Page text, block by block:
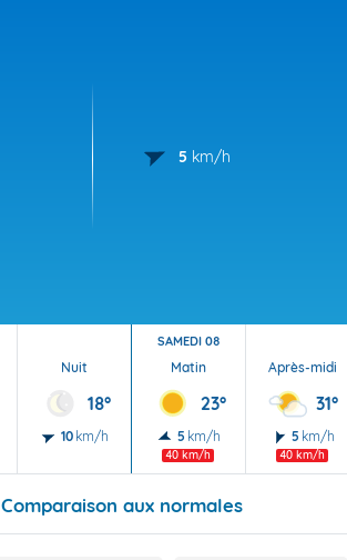
5 km/h
Nuit
18°
10 km/h
SAMEDI 08
Matin
23°
5 km/h
40 km/h
Après-midi
31°
5 km/h
40 km/h
Comparaison aux normales